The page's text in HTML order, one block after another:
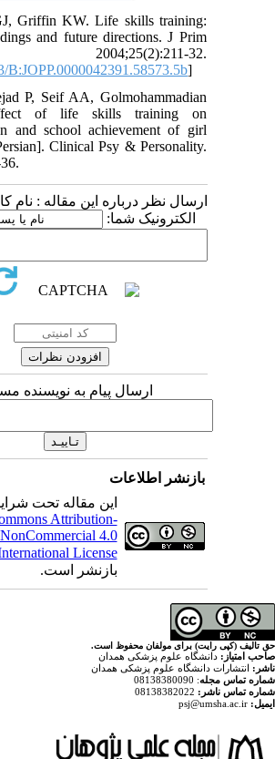
Griffin KW. Life skills training:
and future directions. J Prim
32.
B:JOPP.0000042391.58573.5b
P, Seif AA, Golmohammadian
of life skills training on
and school achievement of girl
Clinical Psy & Personality.
36.
ارسال نظر درباره این مقاله : نام
الکترونیک شما:
ارسال پیام به نویسنده
بازنشر اطلاعات
این مقاله تحت
Attribution-
NonCommercial 4.0
International License
بازنشر است.
تالیف (کپی رایت) برای مولفان محفوظ است.
امتیاز:دانشگاه علوم پزشکی همدان
انتشارات دانشگاه علوم پزشکی همدان
تماس مجله: 08138380090
تماس ناشر:08138382022
psj@umsha.ac.ir